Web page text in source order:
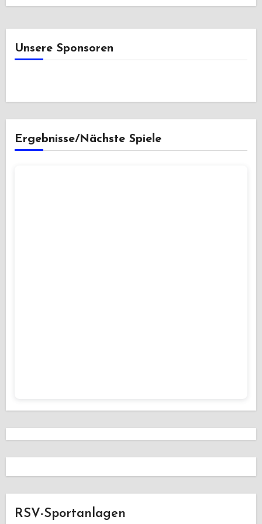
Unsere Sponsoren
Ergebnisse/Nächste Spiele
RSV-Sportanlagen